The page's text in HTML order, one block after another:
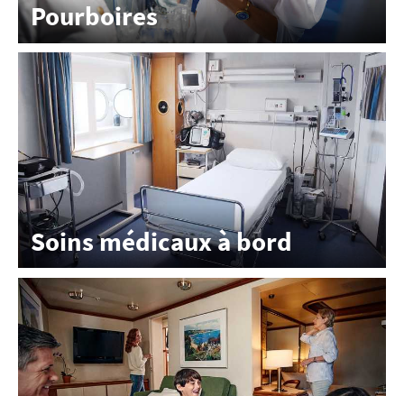
Pourboires
Soins médicaux à bord